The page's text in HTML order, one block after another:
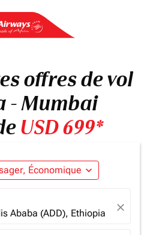
offres de vol
- Mumbai
USD 699*
Économique expand_more
Ababa (ADD), Ethiopia close